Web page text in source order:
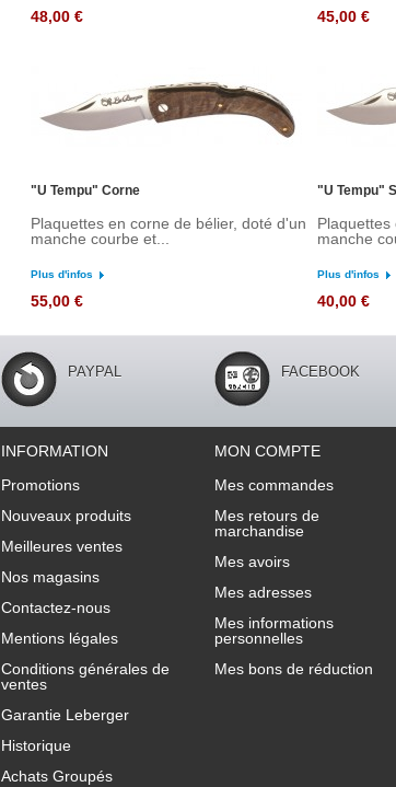
48,00 € 45,00 €
"U Tempu" Corne
Plaquettes en corne de bélier, doté d'un
manche courbe et...
Plus d'infos
55,00 €
"U Tempu"
Plaquettes
manche
Plus d'infos
40,00 €
PAYPAL FACEBOOK
INFORMATION
Promotions
Nouveaux produits
Meilleures ventes
Nos magasins
Contactez-nous
Mentions légales
Conditions générales de
ventes
Garantie Leberger
Historique
Achats Groupés
MON COMPTE
Mes commandes
Mes retours de
marchandise
Mes avoirs
Mes adresses
Mes informations
personnelles
Mes bons de réduction